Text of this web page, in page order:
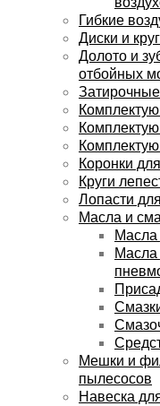
Гибкие
Диски и
Долото и
отбойных
Коронки
Круги
Лопасти
Масла и
Масла
Масла
Мешки и
пылесосов
Навеска